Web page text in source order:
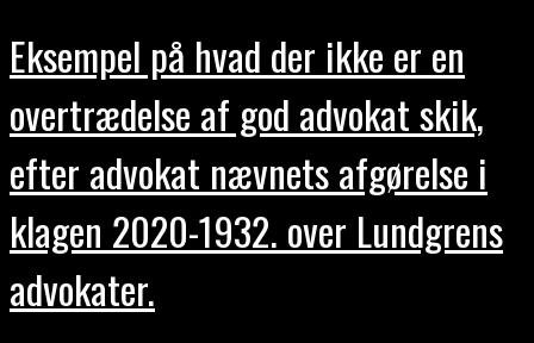
Eksempel på hvad der ikke er en
overtrædelse af god advokat skik,
efter advokat nævnets afgørelse i
klagen 2020-1932. over Lundgrens
advokater.